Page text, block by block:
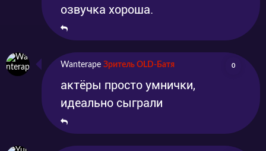
озвучка хороша.
Wanterape Зритель OLD-Батя 0
актёры просто умнички,
идеально сыграли